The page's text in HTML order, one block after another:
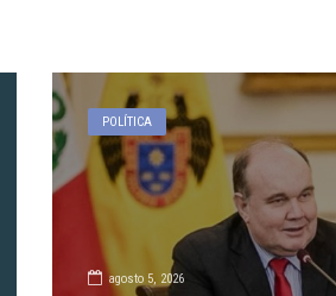
POLÍTICA
agosto 5, 2026